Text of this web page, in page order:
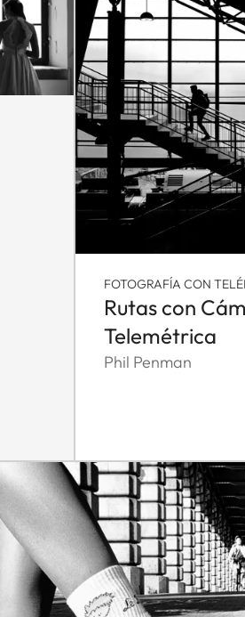
FOTOGRAFÍA CON
Rutas con
Telemétrica
Phil Penman